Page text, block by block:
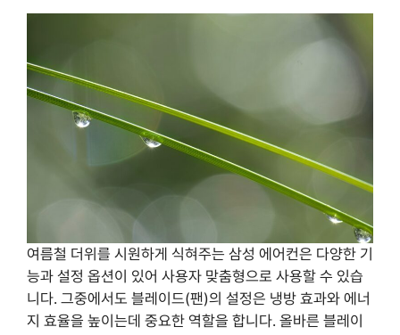
여름철 더위를 시원하게 식혀주는 삼성 에어컨은 다양한 기
능과 설정 옵션이 있어 사용자 맞춤형으로 사용할 수 있습
니다. 그중에서도 블레이드(팬)의 설정은 냉방 효과와 에너
지 효율을 높이는데 중요한 역할을 합니다. 올바른 블레이